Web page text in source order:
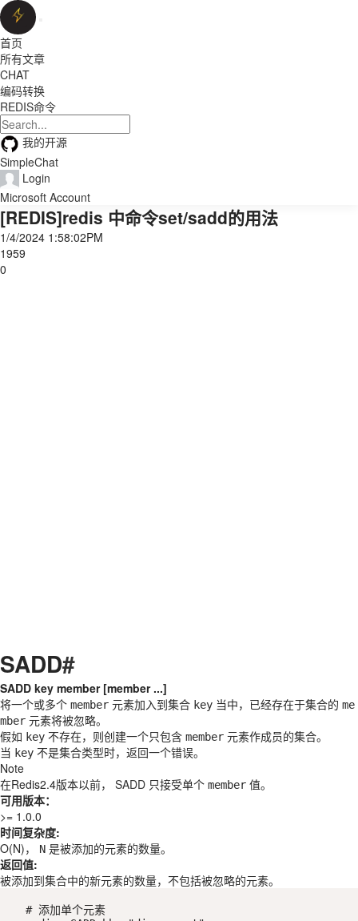
首页
所有文章
CHAT
编码转换
REDIS命令
我的开源
SimpleChat
Login
Microsoft Account
[REDIS]redis 中命令set/sadd的用法
1/4/2024 1:58:02PM
1959
0
SADD#
SADD key member [member ...]
将一个或多个 member 元素加入到集合 key 当中，已经存在于集合的 me
mber 元素将被忽略。
假如 key 不存在，则创建一个只包含 member 元素作成员的集合。
当 key 不是集合类型时，返回一个错误。
Note
在Redis2.4版本以前， SADD 只接受单个 member 值。
可用版本：
>= 1.0.0
时间复杂度:
O(N)，
N 是被添加的元素的数量。
返回值:
被添加到集合中的新元素的数量，不包括被忽略的元素。
# 添加单个元素